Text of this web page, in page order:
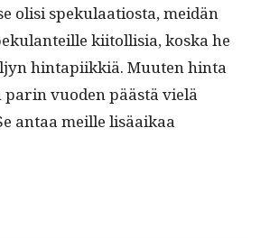
olisi speku­laa­tios­ta, mei­dän
kiitol­lisia, kos­ka he
hin­tapi­ikkiä. Muuten hin­ta
parin vuo­den päästä vielä
antaa meille lisäaikaa